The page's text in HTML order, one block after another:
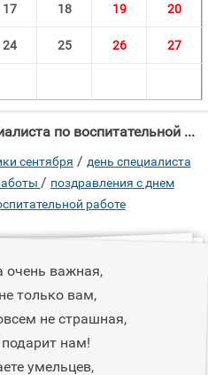
17 18 19 20
24 25 26 27
Поздравления с днем специалиста по воспитательной работе "Работа ваша очень важная, Она нужна не только вам, Она совсем — совсем не"
сентября / день специалиста
/ поздравления с днем
работе
очень важная,
только вам,
не страшная,
нам!
умельцев,